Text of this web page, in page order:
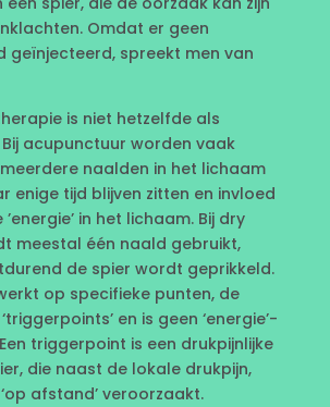
Omdat er geen
geïnjecteerd, spreekt men van
is niet hetzelfde als
acupunctuur worden vaak
naalden in het lichaam
enige tijd blijven zitten en invloed
in het lichaam. Bij dry
meestal één naald gebruikt,
de spier wordt geprikkeld.
op specifieke punten, de
en is geen ‘energie’-
triggerpoint is een drukpijnlijke
die naast de lokale drukpijn,
afstand’ veroorzaakt.